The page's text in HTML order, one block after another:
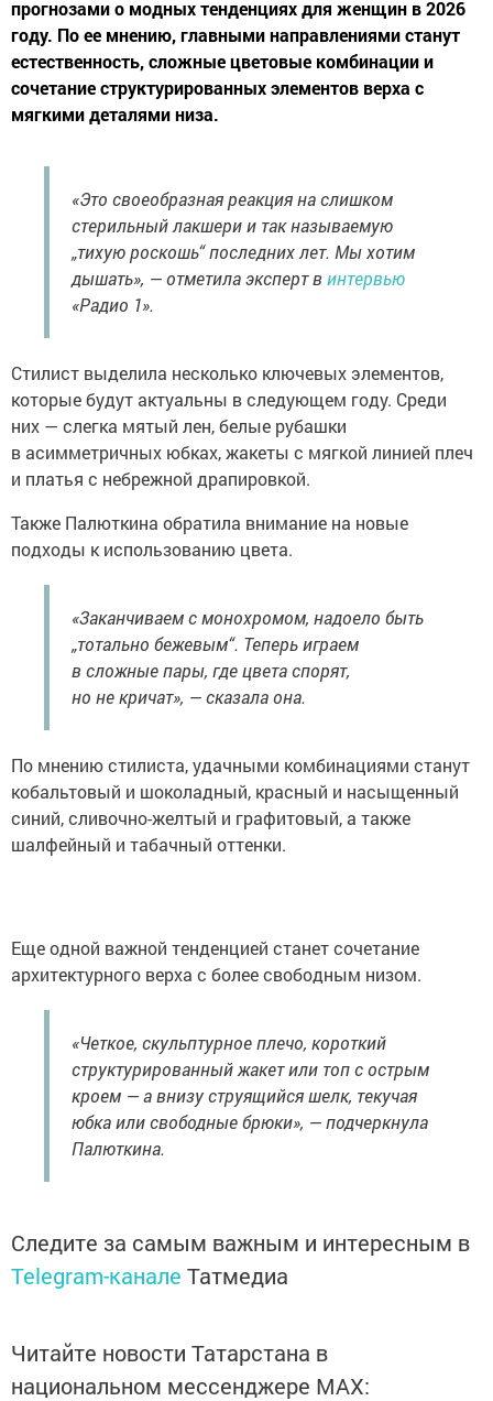
прогнозами о модных тенденциях для женщин в 2026
году. По ее мнению, главными направлениями станут
естественность, сложные цветовые комбинации и
сочетание структурированных элементов верха с
мягкими деталями низа.
«Это своеобразная реакция на слишком
стерильный лакшери и так называемую
„тихую роскошь“ последних лет. Мы хотим
дышать», — отметила эксперт винтервью
«Радио 1».
Стилист выделила несколько ключевых элементов,
которые будут актуальны в следующем году. Среди
них — слегка мятый лен, белые рубашки
в асимметричных юбках, жакеты с мягкой линией плеч
и платья с небрежной драпировкой.
Также Палюткина обратила внимание на новые
подходы к использованию цвета.
«Заканчиваем с монохромом, надоело быть
„тотально бежевым“. Теперь играем
в сложные пары, где цвета спорят,
но не кричат», — сказала она.
По мнению стилиста, удачными комбинациями станут
кобальтовый и шоколадный, красный и насыщенный
синий, сливочно-желтый и графитовый, а также
шалфейный и табачный оттенки.
Еще одной важной тенденцией станет сочетание
архитектурного верха с более свободным низом.
«Четкое, скульптурное плечо, короткий
структурированный жакет или топ с острым
кроем — а внизу струящийся шелк, текучая
юбка или свободные брюки», — подчеркнула
Палюткина.
Следите за самым важным и интересным в
Telegram-канале Татмедиа
Читайте новости Татарстана в
национальном мессенджере MАХ: